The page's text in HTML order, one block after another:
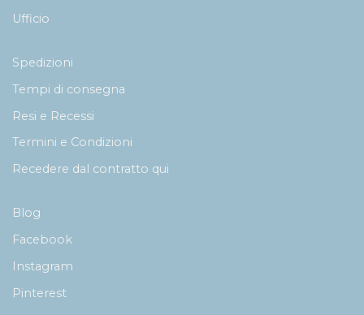
Ufficio
Spedizioni
Tempi di consegna
Resi e Recessi
Termini e Condizioni
Recedere dal contratto qui
Blog
Facebook
Instagram
Pinterest